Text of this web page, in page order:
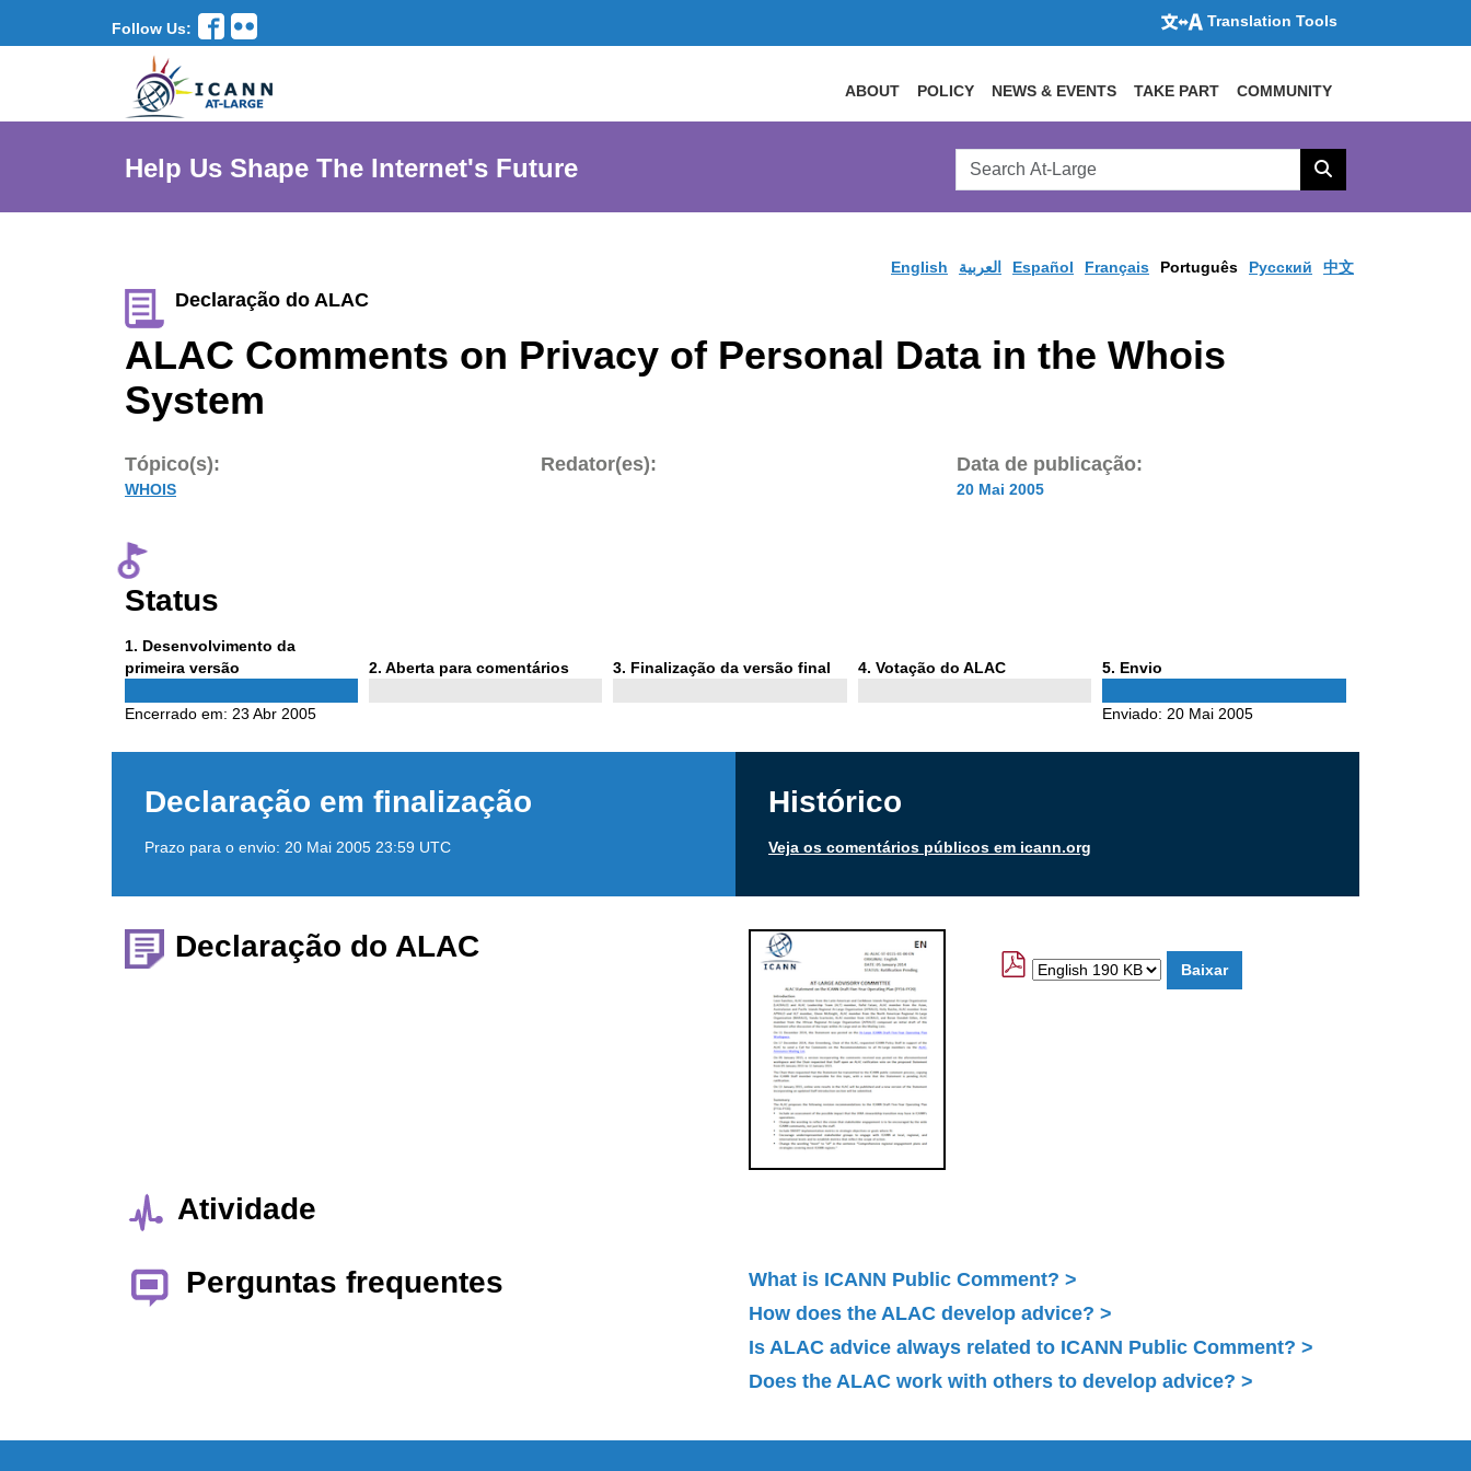
Follow Us: Translation Tools
ABOUT POLICY NEWS & EVENTS TAKE PART COMMUNITY
Help Us Shape The Internet's Future
Search
AtLarge
Search
English العربية Español Français Português Pусский 中文
Declaração do ALAC
ALAC Comments on Privacy of Personal Data in the Whois
System
Tópico(s):
WHOIS
Redator(es): Data de publicação:
20 Mai 2005
Status
1 Phase
1
. Desenvolvimento da
primeira versão
Encerrado em: 23 Abr 2005
2 Phase
. Aberta para comentários 3Phase
. Finalização da versão final 4Phase
. Votação do ALAC 5Phase
. Envio
Enviado: 20 Mai 2005
Declaração em finalização
Prazo para o envio: 20 Mai 2005 23:59 UTC
Histórico
Veja os comentários públicos em icann.org
Declaração do ALAC
Atividade
Perguntas frequentes
What is ICANN Public Comment?
How does the ALAC develop advice?
Is ALAC advice always related to ICANN Public Comment?
Does the ALAC work with others to develop advice?